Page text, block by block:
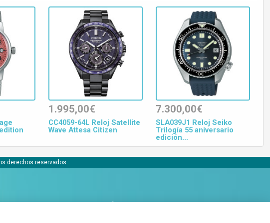
1.995,00€
CC4059-64L Reloj Satellite
Wave Attesa Citizen
7.300,00€
SLA039J1 Reloj Seiko
Trilogía 55 aniversario
edición...
derechos reservados.
Conócenos